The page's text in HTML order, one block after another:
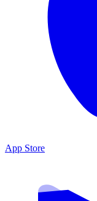
App Store